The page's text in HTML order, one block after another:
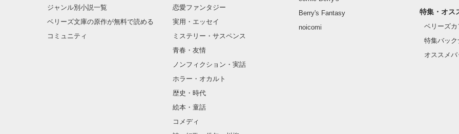
ジャンル別小説一覧
ベリーズ文庫の原作が無料で読める
コミュニティ
恋愛ファンタジー
実用・エッセイ
ミステリー・サスペンス
青春・友情
ノンフィクション・実話
ホラー・オカルト
歴史・時代
絵本・童話
コメディ
Berry's Fantasy
noicomi
特集・オス
ベリーズ
特集バック
オススメ